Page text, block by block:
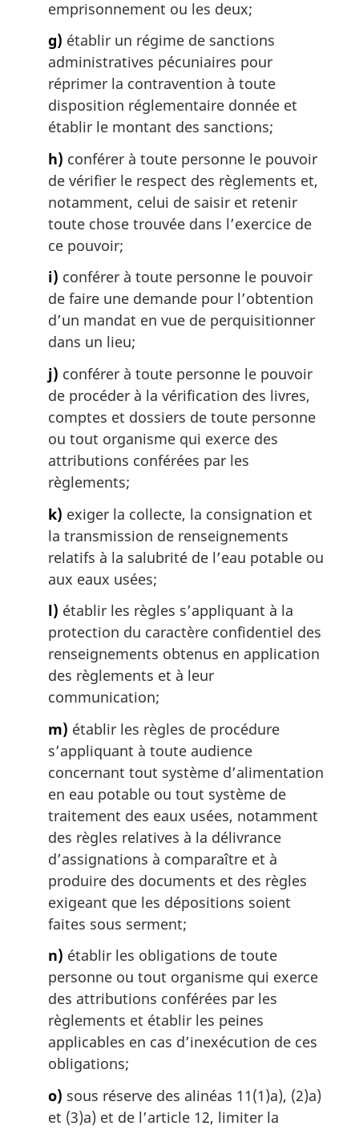
emprisonnement ou les deux;
g) établir un régime de sanctions
administratives pécuniaires pour
réprimer la contravention à toute
disposition réglementaire donnée et
établir le montant des sanctions;
h) conférer à toute personne le pouvoir
de vérifier le respect des règlements et,
notamment, celui de saisir et retenir
toute chose trouvée dans l’exercice de
ce pouvoir;
i) conférer à toute personne le pouvoir
de faire une demande pour l’obtention
d’un mandat en vue de perquisitionner
dans un lieu;
j) conférer à toute personne le pouvoir
de procéder à la vérification des livres,
comptes et dossiers de toute personne
ou tout organisme qui exerce des
attributions conférées par les
règlements;
k) exiger la collecte, la consignation et
la transmission de renseignements
relatifs à la salubrité de l’eau potable ou
aux eaux usées;
l) établir les règles s’appliquant à la
protection du caractère confidentiel des
renseignements obtenus en application
des règlements et à leur
communication;
m) établir les règles de procédure
s’appliquant à toute audience
concernant tout système d’alimentation
en eau potable ou tout système de
traitement des eaux usées, notamment
des règles relatives à la délivrance
d’assignations à comparaître et à
produire des documents et des règles
exigeant que les dépositions soient
faites sous serment;
n) établir les obligations de toute
personne ou tout organisme qui exerce
des attributions conférées par les
règlements et établir les peines
applicables en cas d’inexécution de ces
obligations;
o) sous réserve des alinéas 11(1)a), (2)a)
et (3)a) et de l’article 12, limiter la